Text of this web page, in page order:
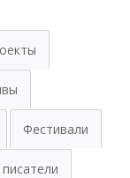
Фестивали